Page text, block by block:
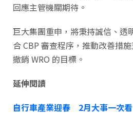
回應主管機關期待。
巨大集團重申，將秉持誠信、透
合 CBP 審查程序，推動改善措
撤銷 WRO 的目標。
延伸閱讀
自行車產業迎春 2月大事一次看